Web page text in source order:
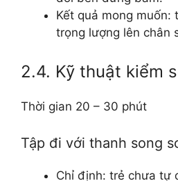
Kết quả mong muốn:
trọng lượng lên chân
2.4. Kỹ thuật kiểm
Thời gian 20 – 30 phút
Tập đi với thanh song
Chỉ định: trẻ chưa tự